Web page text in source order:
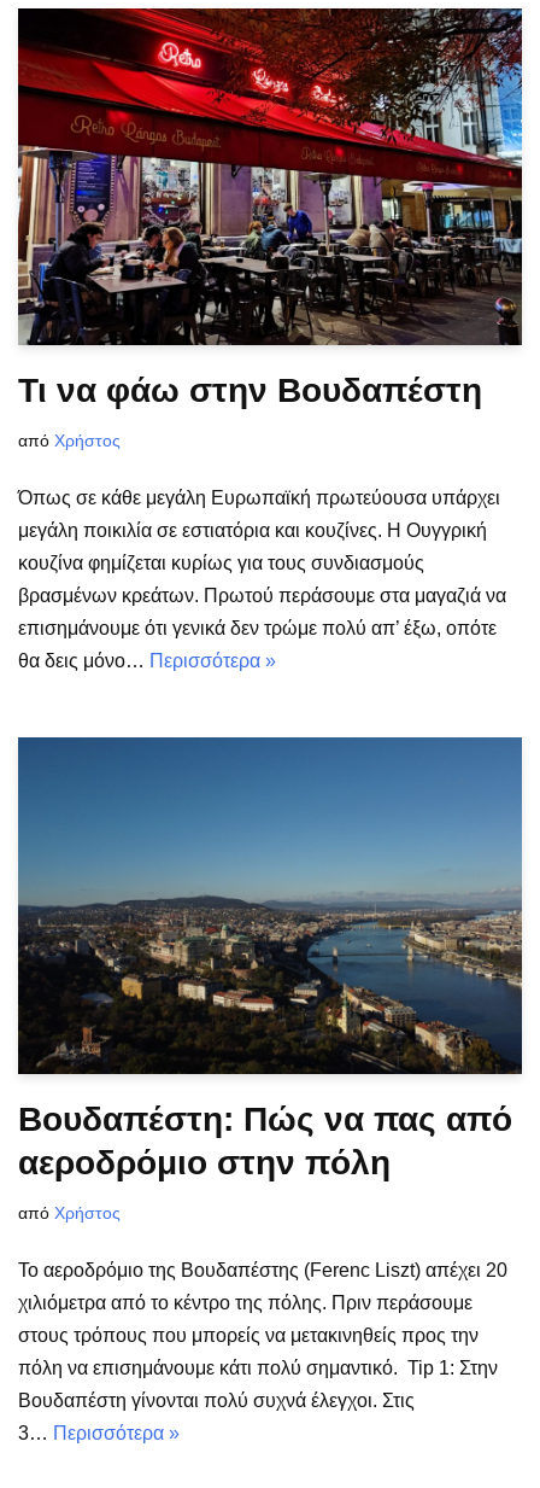
Τι να φάω στην Βουδαπέστη
από Χρήστος
Όπως σε κάθε μεγάλη Ευρωπαϊκή πρωτεύουσα υπάρχει
μεγάλη ποικιλία σε εστιατόρια και κουζίνες. Η Ουγγρική
κουζίνα φημίζεται κυρίως για τους συνδιασμούς
βρασμένων κρεάτων. Πρωτού περάσουμε στα μαγαζιά να
επισημάνουμε ότι γενικά δεν τρώμε πολύ απ’ έξω, οπότε
θα δεις μόνο… Περισσότερα »
Βουδαπέστη: Πώς να πας από
αεροδρόμιο στην πόλη
από Χρήστος
Το αεροδρόμιο της Βουδαπέστης (Ferenc Liszt) απέχει 20
χιλιόμετρα από το κέντρο της πόλης. Πριν περάσουμε
στους τρόπους που μπορείς να μετακινηθείς προς την
πόλη να επισημάνουμε κάτι πολύ σημαντικό. Tip 1: Στην
Βουδαπέστη γίνονται πολύ συχνά έλεγχοι. Στις
3… Περισσότερα »